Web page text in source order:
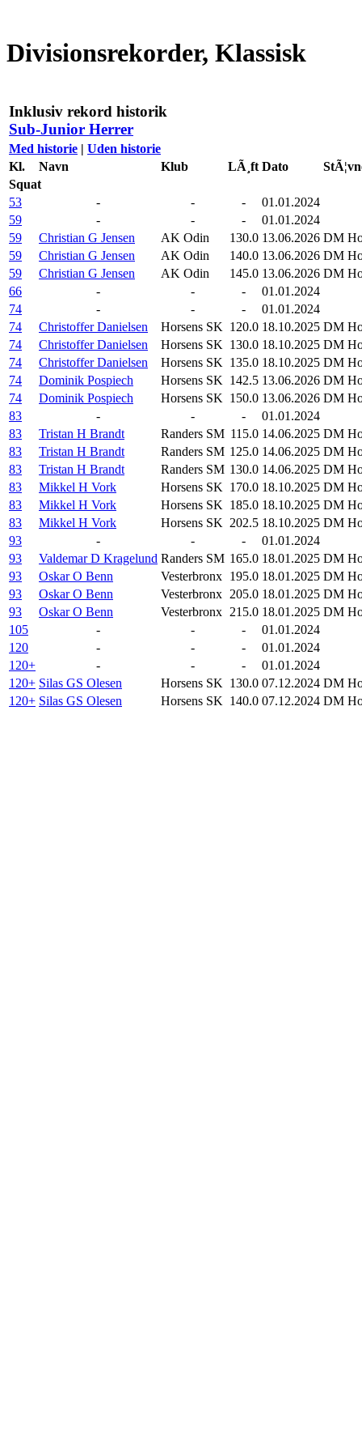
Divisionsrekorder, Klassisk
Inklusiv rekord historik
Sub-Junior Herrer
Med historie | Uden historie
Kl.
Navn Klub LÃ¸ft Dato
Squat
53
- - -
01.01.2024
59
- - -
01.01.2024
59
Christian G Jensen AK Odin 130.0 13.06.2026 DM
59
Christian G Jensen AK Odin 140.0 13.06.2026 DM
59
Christian G Jensen AK Odin 145.0 13.06.2026 DM
66
- - -
01.01.2024
74
- - -
01.01.2024
74
Christoffer Danielsen Horsens SK 120.0 18.10.2025 DM
74
Christoffer Danielsen Horsens SK 130.0 18.10.2025 DM
74
Christoffer Danielsen Horsens SK 135.0 18.10.2025 DM
74
Dominik Pospiech Horsens SK 142.5 13.06.2026 DM
74
Dominik Pospiech Horsens SK 150.0 13.06.2026 DM
83
- - -
01.01.2024
83
Tristan H Brandt Randers SM 115.0 14.06.2025 DM
83
Tristan H Brandt Randers SM 125.0 14.06.2025 DM
83
Tristan H Brandt Randers SM 130.0 14.06.2025 DM
83
Mikkel H Vork Horsens SK 170.0 18.10.2025 DM
83
Mikkel H Vork Horsens SK 185.0 18.10.2025 DM
83
Mikkel H Vork Horsens SK 202.5 18.10.2025 DM
93
- - -
01.01.2024
93
Valdemar D Kragelund Randers SM 165.0 18.01.2025 DM
93
Oskar O Benn Vesterbronx 195.0 18.01.2025 DM
93
Oskar O Benn Vesterbronx 205.0 18.01.2025 DM
93
Oskar O Benn Vesterbronx 215.0 18.01.2025 DM
105
- - -
01.01.2024
120
- - -
01.01.2024
120+
- - -
01.01.2024
120+ Silas GS Olesen Horsens SK 130.0 07.12.2024 DM
120+ Silas GS Olesen Horsens SK 140.0 07.12.2024 DM